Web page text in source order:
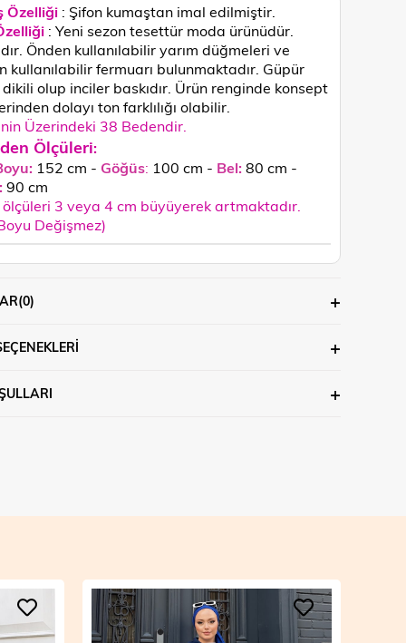
Özelliği : Şifon kumaştan imal edilmiştir.
: Yeni sezon tesettür moda ürünüdür.
Önden kullanılabilir yarım düğmeleri ve
kullanılabilir fermuarı bulunmaktadır. Güpür
olup inciler baskıdır. Ürün renginde konsept
dolayı ton farklılığı olabilir.
Üzerindeki 38 Bedendir.
Ölçüleri:
152 cm - Göğüs: 100 cm - Bel:80 cm -
90 cm
3 veya 4 cm büyüyerek artmaktadır.
Değişmez)
(0)